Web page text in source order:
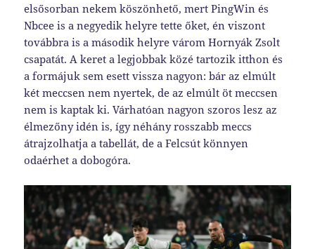
elsősorban nekem köszönhető, mert PingWin és
Nbcee is a negyedik helyre tette őket, én viszont
továbbra is a második helyre várom Hornyák Zsolt
csapatát. A keret a legjobbak közé tartozik itthon és
a formájuk sem esett vissza nagyon: bár az elmúlt
két meccsen nem nyertek, de az elmúlt öt meccsen
nem is kaptak ki. Várhatóan nagyon szoros lesz az
élmezőny idén is, így néhány rosszabb meccs
átrajzolhatja a tabellát, de a Felcsút könnyen
odaérhet a dobogóra.